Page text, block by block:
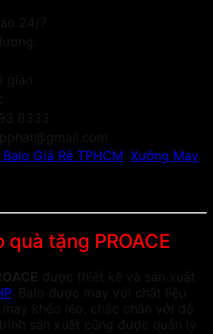
Giá Rẻ TPHCM Xưởng May
tặng PROACE
. Balo được may với chất liệu